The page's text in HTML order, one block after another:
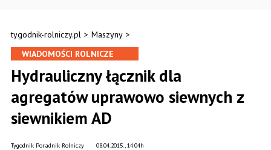
tygodnik-rolniczy.pl > Maszyny >
WIADOMOŚCI ROLNICZE
Hydrauliczny łącznik dla
agregatów uprawowo siewnych z
siewnikiem AD
08.04.2015., 14:04h
Tygodnik Poradnik Rolniczy